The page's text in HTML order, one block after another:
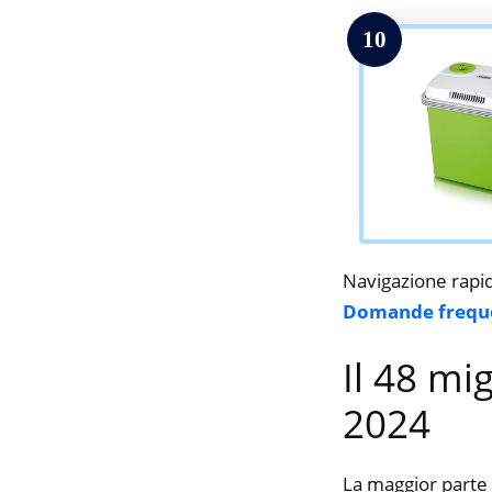
10
Navigazione
Domande
Il 48
2024
La maggior